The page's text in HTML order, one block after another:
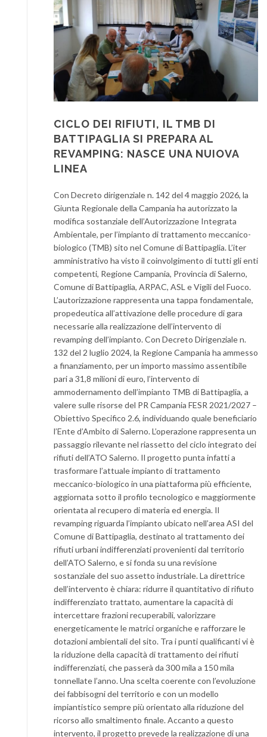
CICLO DEI RIFIUTI, IL TMB DI
BATTIPAGLIA SI PREPARA AL
REVAMPING: NASCE UNA NUIOVA
LINEA
Con Decreto dirigenziale n. 142 del 4 maggio 2026, la
Giunta Regionale della Campania ha autorizzato la
modifica sostanziale dell’Autorizzazione Integrata
Ambientale, per l’impianto di trattamento meccanico-
biologico (TMB) sito nel Comune di Battipaglia. L’iter
amministrativo ha visto il coinvolgimento di tutti gli enti
competenti, Regione Campania, Provincia di Salerno,
Comune di Battipaglia, ARPAC, ASL e Vigili del Fuoco.
L’autorizzazione rappresenta una tappa fondamentale,
propedeutica all’attivazione delle procedure di gara
necessarie alla realizzazione dell’intervento di
revamping dell’impianto. Con Decreto Dirigenziale n.
132 del 2 luglio 2024, la Regione Campania ha ammesso
a finanziamento, per un importo massimo assentibile
pari a 31,8 milioni di euro, l’intervento di
ammodernamento dell’impianto TMB di Battipaglia, a
valere sulle risorse del PR Campania FESR 2021/2027 –
Obiettivo Specifico 2.6, individuando quale beneficiario
l’Ente d’Ambito di Salerno. L’operazione rappresenta un
passaggio rilevante nel riassetto del ciclo integrato dei
rifiuti dell’ATO Salerno. Il progetto punta infatti a
trasformare l’attuale impianto di trattamento
meccanico-biologico in una piattaforma più efficiente,
aggiornata sotto il profilo tecnologico e maggiormente
orientata al recupero di materia ed energia. Il
revamping riguarda l’impianto ubicato nell’area ASI del
Comune di Battipaglia, destinato al trattamento dei
rifiuti urbani indifferenziati provenienti dal territorio
dell’ATO Salerno, e si fonda su una revisione
sostanziale del suo assetto industriale. La direttrice
dell’intervento è chiara: ridurre il quantitativo di rifiuto
indifferenziato trattato, aumentare la capacità di
intercettare frazioni recuperabili, valorizzare
energeticamente le matrici organiche e rafforzare le
dotazioni ambientali del sito. Tra i punti qualificanti vi è
la riduzione della capacità di trattamento dei rifiuti
indifferenziati, che passerà da 300 mila a 150 mila
tonnellate l’anno. Una scelta coerente con l’evoluzione
dei fabbisogni del territorio e con un modello
impiantistico sempre più orientato alla riduzione del
ricorso allo smaltimento finale. Accanto a questo
intervento, il progetto prevede la realizzazione di una